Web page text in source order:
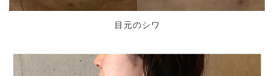
目元のシワ